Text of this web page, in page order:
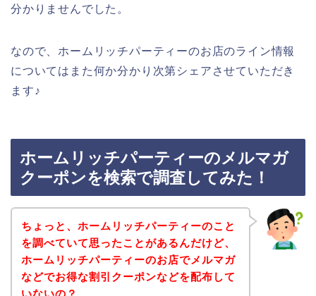
分かりませんでした。
なので、ホームリッチパーティーのお店のライン情報
についてはまた何か分かり次第シェアさせていただき
ます♪
ホームリッチパーティーのメルマガ
クーポンを検索で調査してみた！
ちょっと、ホームリッチパーティーのこと
を調べていて思ったことがあるんだけど、
ホームリッチパーティーのお店でメルマガ
などでお得な割引クーポンなどを配布して
いないの？